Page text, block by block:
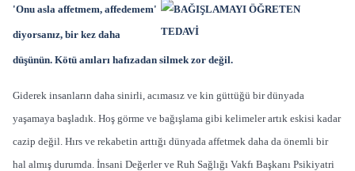
'Onu asla affetmem, affedemem'
diyorsanız, bir kez daha
düşünün. Kötü anıları hafızadan silmek zor değil.
Giderek insanların daha sinirli, acımasız ve kin güttüğü bir dünyada
yaşamaya başladık. Hoş görme ve bağışlama gibi kelimeler artık eskisi kadar
cazip değil. Hırs ve rekabetin arttığı dünyada affetmek daha da önemli bir
hal almış durumda. İnsani Değerler ve Ruh Sağlığı Vakfı Başkanı Psikiyatri